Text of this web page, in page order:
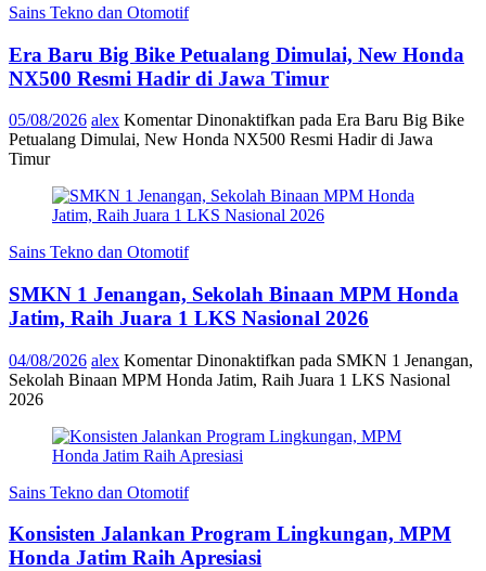
Sains Tekno dan Otomotif
Era Baru Big Bike Petualang Dimulai, New Honda
NX500 Resmi Hadir di Jawa Timur
05/08/2026 alex Komentar Dinonaktifkan pada Era Baru Big Bike
Petualang Dimulai, New Honda NX500 Resmi Hadir di Jawa
Timur
Sains Tekno dan Otomotif
SMKN 1 Jenangan, Sekolah Binaan MPM Honda
Jatim, Raih Juara 1 LKS Nasional 2026
04/08/2026 alex Komentar Dinonaktifkan pada SMKN 1 Jenangan,
Sekolah Binaan MPM Honda Jatim, Raih Juara 1 LKS Nasional
2026
Sains Tekno dan Otomotif
Konsisten Jalankan Program Lingkungan, MPM
Honda Jatim Raih Apresiasi